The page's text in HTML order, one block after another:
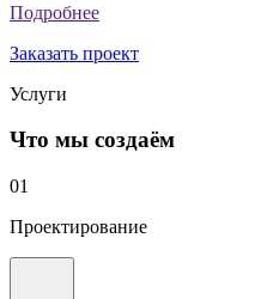
Подробнее
Заказать проект
Услуги
Что мы создаём
01
Проектирование